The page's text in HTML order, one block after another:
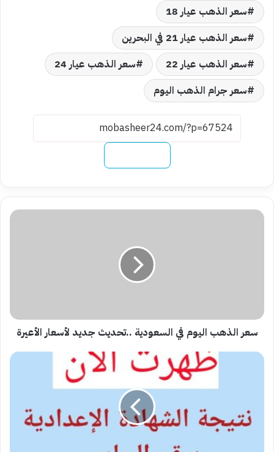
سعر الذهب عيار 18
سعر الذهب عيار 21 في البحرين
سعر الذهب عيار 22
سعر الذهب عيار 24
سعر جرام الذهب اليوم
سعر
الأعيرة
سعر الذهب اليوم في السعودية ..تحديث جديد لأسعار الأعيرة
نتيجة
محافظة
البحيرة